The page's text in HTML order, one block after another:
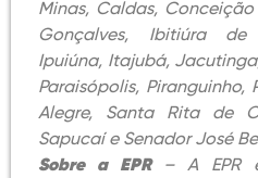
Minas, Caldas,
Gonçalves, Ibitiúra de
Ipuiúna, Itajubá,
Paraisópolis, Piranguinho,
Alegre, Santa Rita de
Sapucaí e Senador José
Sobre a EPR– A EPR